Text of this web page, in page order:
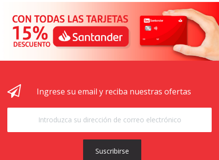
Ingrese su email y reciba nuestras ofertas
Suscribirse